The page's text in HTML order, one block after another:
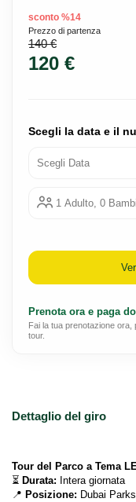
Dettaglio del giro
Tour del Parco a Tema
⏳ Durata: Intera giornata
📍 Posizione: Dubai
sconto %14
Prezzo di partenza
140 €
120 €
Scegli la data e il
Scegli Data
1 Adulto, 0
Prenota ora e paga
Fai la tua prenotazione ora,
tour.